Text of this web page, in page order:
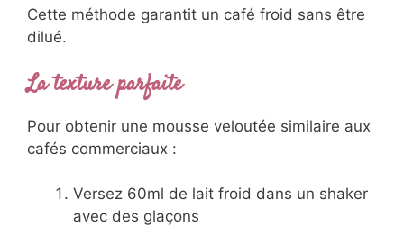
Cette méthode garantit un café froid sans être
dilué.
La texture parfaite
Pour obtenir une mousse veloutée similaire aux
cafés commerciaux :
Versez 60ml de lait froid dans un shaker
avec des glaçons